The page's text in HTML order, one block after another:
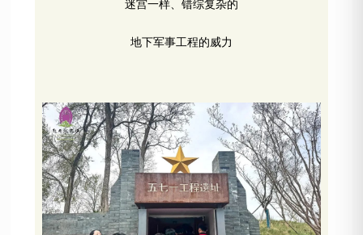
迷宫一样、错综复杂的
地下军事工程的威力